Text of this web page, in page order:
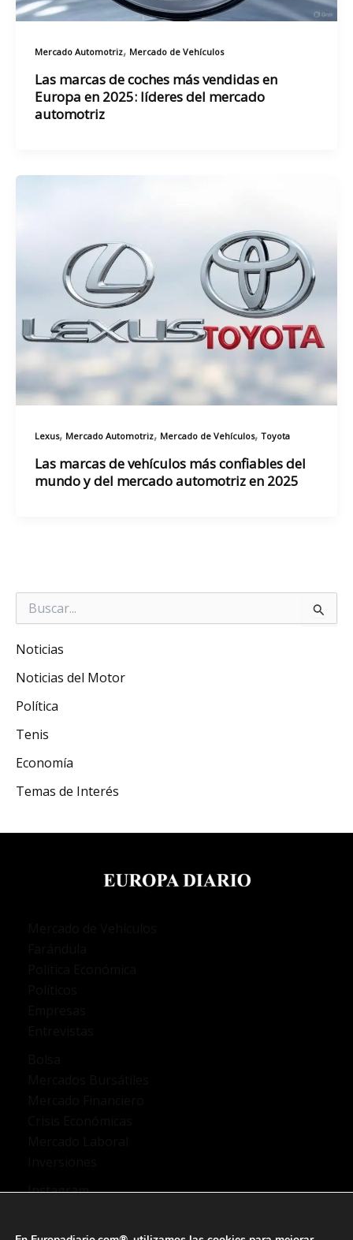
Mercado Automotriz, Mercado de Vehículos
Las marcas de coches más vendidas en
Europa en 2025: líderes del mercado
automotriz
Lexus, Mercado Automotriz, Mercado de Vehículos, Toyota
Las marcas de vehículos más confiables del
mundo y del mercado automotriz en 2025
por:
Noticias
Noticias del Motor
Política
Tenis
Economía
Temas de Interés
Instagram
X Twitter